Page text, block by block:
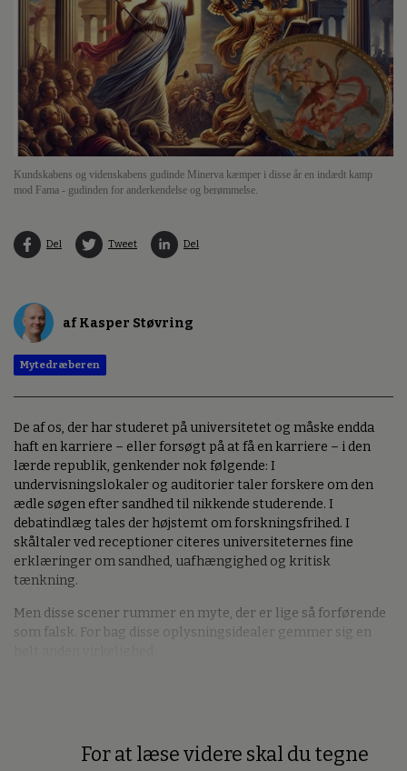
Kundskabens og videnskabens gudinde Minerva kæmper i disse år en indædt kamp
mod Fama - gudinden for anderkendelse og berømmelse.
Del Tweet Del
af Kasper Støvring
Mytedræberen
De af os, der har studeret på universitetet og måske endda
haft en karriere – eller forsøgt på at få en karriere – i den
lærde republik, genkender nok følgende: I
undervisningslokaler og auditorier taler forskere om den
ædle søgen efter sandhed til nikkende studerende. I
debatindlæg tales der højstemt om forskningsfrihed. I
skåltaler ved receptioner citeres universiteternes fine
erklæringer om sandhed, uafhængighed og kritisk
tænkning.
Men disse scener rummer en myte, der er lige så forførende
som falsk. For bag disse oplysningsidealer gemmer sig en
For at læse videre skal du tegne